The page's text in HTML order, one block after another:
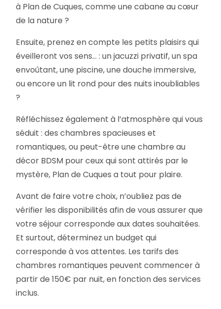
à Plan de Cuques, comme une cabane au cœur
de la nature ?
Ensuite, prenez en compte les petits plaisirs qui
éveilleront vos sens… : un jacuzzi privatif, un spa
envoûtant, une piscine, une douche immersive,
ou encore un lit rond pour des nuits inoubliables
?
Réfléchissez également à l’atmosphère qui vous
séduit : des chambres spacieuses et
romantiques, ou peut-être une chambre au
décor BDSM pour ceux qui sont attirés par le
mystère, Plan de Cuques a tout pour plaire.
Avant de faire votre choix, n’oubliez pas de
vérifier les disponibilités afin de vous assurer que
votre séjour corresponde aux dates souhaitées.
Et surtout, déterminez un budget qui
corresponde à vos attentes. Les tarifs des
chambres romantiques peuvent commencer à
partir de 150€ par nuit, en fonction des services
inclus.